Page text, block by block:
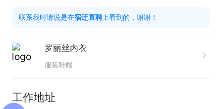
联系我时请说是在宿迁直聘 上看到的，谢谢！
罗丽丝内衣
服装鞋帽
工作地址